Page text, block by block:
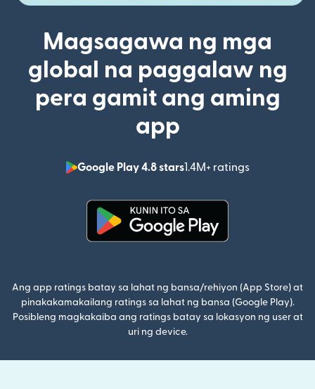
Magsagawa ng mga
global na paggalaw ng
pera gamit ang aming
app
Google Play 4.8 stars1.4M+ ratings
(bubukas
Ang app ratings batay sa lahat ng bansa/rehiyon (App Store) at
pinakakamakailang ratings sa lahat ng bansa (Google Play).
Posibleng magkakaiba ang ratings batay sa lokasyon ng user at
uri ng device.